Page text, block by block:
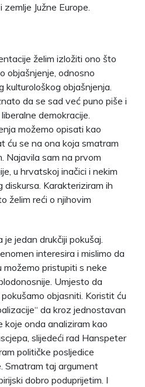
Južne Europe.
želim izložiti ono što
objašnjenje, odnosno
kulturološkog objašnjenja.
da se sad već puno piše i
demokracije.
možemo opisati kao
ću se na ona koja smatram
Najavila sam na prvom
u hrvatskoj inačici i nekim
diskursa. Karakteriziram ih
želim reći o njihovim
jedan drukčiji pokušaj.
interesira i mislimo da
pristupiti s neke
Umjesto da
objasniti. Koristit ću
da kroz jednostavan
koje onda analiziram kao
slijedeći rad Hanspeter
političke posljedice
Smatram taj argument
dobro poduprijetim. I